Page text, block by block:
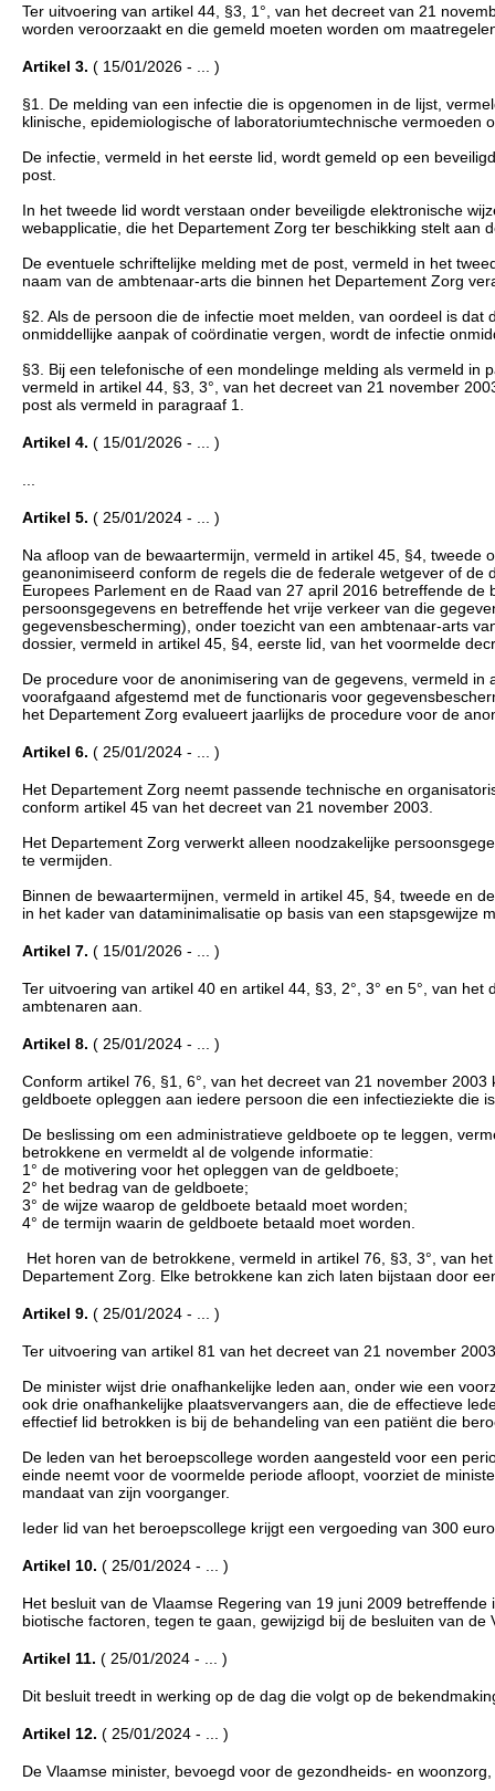
Ter uitvoering van artikel 44, §3, 1°, van het decreet van 21
worden veroorzaakt en die gemeld moeten worden om
Artikel 3. ( 15/01/2026 - ... )
§1. De melding van een infectie die is opgenomen in de lijst,
klinische, epidemiologische of laboratoriumtechnische
De infectie, vermeld in het eerste lid, wordt gemeld op een
post.
In het tweede lid wordt verstaan onder beveiligde elektronische
webapplicatie, die het Departement Zorg ter beschikking stelt aan
De eventuele schriftelijke melding met de post, vermeld in het
naam van de ambtenaar-arts die binnen het Departement Zorg
§2. Als de persoon die de infectie moet melden, van oordeel is
onmiddellijke aanpak of coördinatie vergen, wordt de infectie
§3. Bij een telefonische of een mondelinge melding als vermeld
vermeld in artikel 44, §3, 3°, van het decreet van 21 november
post als vermeld in paragraaf 1.
Artikel 4. ( 15/01/2026 - ... )
Artikel 5. ( 25/01/2024 - ... )
Na afloop van de bewaartermijn, vermeld in artikel 45, §4,
geanonimiseerd conform de regels die de federale wetgever of
Europees Parlement en de Raad van 27 april 2016 betreffende
persoonsgegevens en betreffende het vrije verkeer van die
gegevensbescherming), onder toezicht van een ambtenaar-arts
dossier, vermeld in artikel 45, §4, eerste lid, van het voormelde
De procedure voor de anonimisering van de gegevens, vermeld
voorafgaand afgestemd met de functionaris voor
het Departement Zorg evalueert jaarlijks de procedure voor de
Artikel 6. ( 25/01/2024 - ... )
Het Departement Zorg neemt passende technische en
conform artikel 45 van het decreet van 21 november 2003.
Het Departement Zorg verwerkt alleen noodzakelijke
te vermijden.
Binnen de bewaartermijnen, vermeld in artikel 45, §4, tweede en
in het kader van dataminimalisatie op basis van een stapsgewijze
Artikel 7. ( 15/01/2026 - ... )
Ter uitvoering van artikel 40 en artikel 44, §3, 2°, 3° en 5°, van
ambtenaren aan.
Artikel 8. ( 25/01/2024 - ... )
Conform artikel 76, §1, 6°, van het decreet van 21 november
geldboete opleggen aan iedere persoon die een infectieziekte die
De beslissing om een administratieve geldboete op te leggen,
betrokkene en vermeldt al de volgende informatie:
1° de motivering voor het opleggen van de geldboete;
2° het bedrag van de geldboete;
3° de wijze waarop de geldboete betaald moet worden;
4° de termijn waarin de geldboete betaald moet worden.
Het horen van de betrokkene, vermeld in artikel 76, §3, 3°, van
Departement Zorg. Elke betrokkene kan zich laten bijstaan door
Artikel 9. ( 25/01/2024 - ... )
Ter uitvoering van artikel 81 van het decreet van 21 november
De minister wijst drie onafhankelijke leden aan, onder wie een
ook drie onafhankelijke plaatsvervangers aan, die de effectieve
effectief lid betrokken is bij de behandeling van een patiënt die
De leden van het beroepscollege worden aangesteld voor een
einde neemt voor de voormelde periode afloopt, voorziet de
mandaat van zijn voorganger.
Ieder lid van het beroepscollege krijgt een vergoeding van 300
Artikel 10. ( 25/01/2024 - ... )
Het besluit van de Vlaamse Regering van 19 juni 2009
biotische factoren, tegen te gaan, gewijzigd bij de besluiten van
Artikel 11. ( 25/01/2024 - ... )
Dit besluit treedt in werking op de dag die volgt op de
Artikel 12. ( 25/01/2024 - ... )
De Vlaamse minister, bevoegd voor de gezondheids- en